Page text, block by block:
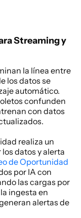
Streaming y
la línea entre
los datos se
automático.
confunden
con datos
realiza un
datos y alerta
de Oportunidad
por IA con
las cargas por
ingesta en
alertas de